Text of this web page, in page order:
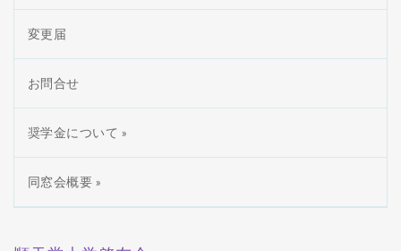
変更届
お問合せ
奨学金について »
同窓会概要 »